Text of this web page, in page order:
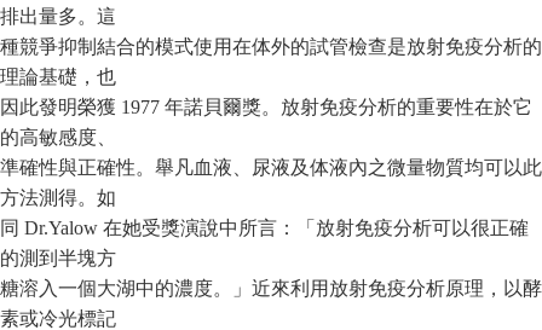
排出量多。這
種競爭抑制結合的模式使用在体外的試管檢查是放射免疫分析的
理論基礎，也
因此發明榮獲 1977 年諾貝爾獎。放射免疫分析的重要性在於它
的高敏感度、
準確性與正確性。舉凡血液、尿液及体液內之微量物質均可以此
方法測得。如
同 Dr.Yalow 在她受獎演說中所言：「放射免疫分析可以很正確
的測到半塊方
糖溶入一個大湖中的濃度。」近來利用放射免疫分析原理，以酵
素或冷光標記